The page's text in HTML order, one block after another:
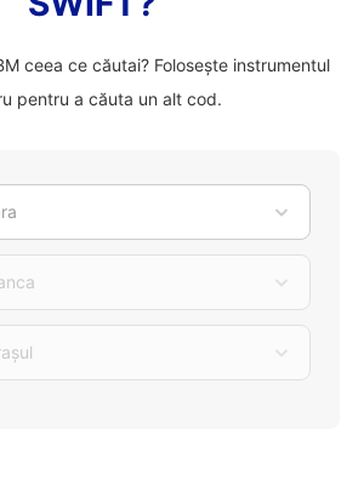
ceea ce căutai? Folosește instrumentul
pentru a căuta un alt cod.